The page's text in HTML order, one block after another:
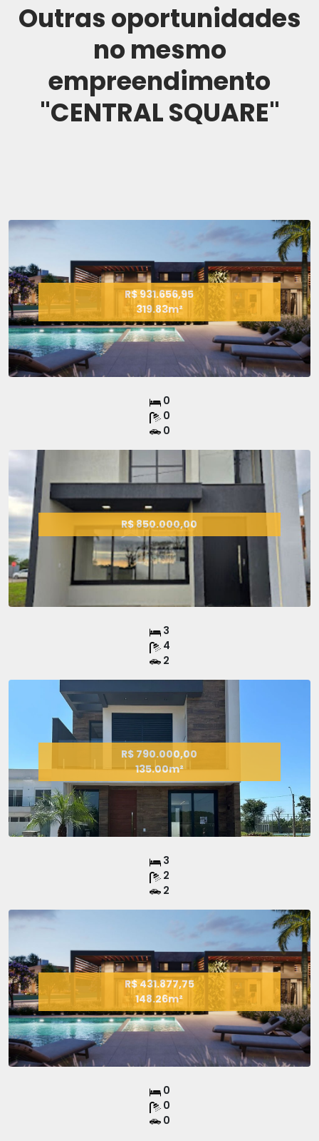
Outras oportunidades
no mesmo
empreendimento
"CENTRAL SQUARE"
R$ 931.656,95
319.83m²
0
0
0
R$ 850.000,00
3
4
2
R$ 790.000,00
135.00m²
3
2
2
R$ 431.877,75
148.26m²
0
0
0